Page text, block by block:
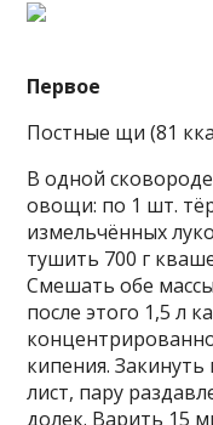
Первое
Постные щи (81
В одной
овощи: по 1 шт.
измельчённых
тушить 700 г
Смешать обе
после этого 1,5 л
кипения.
лист, пару
долек. Варить 15